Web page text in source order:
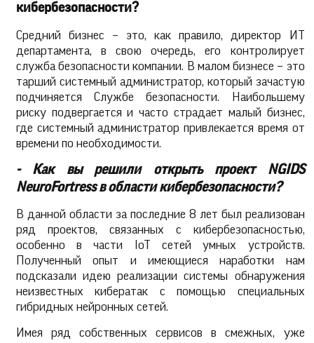
кибербезопасности?
Средний бизнес – это, как правило, директор ИТ
департамента, в свою очередь, его контролирует
служба безопасности компании. В малом бизнесе – это
тарший системный администратор, который зачастую
подчиняется Службе безопасности. Наибольшему
риску подвергается и часто страдает малый бизнес,
где системный администратор привлекается время от
времени по необходимости.
- Как вы решили открыть проект NGIDS
NeuroFortressв области кибербезопасности?
В данной области за последние 8 лет был реализован
ряд проектов, связанных с кибербезопасностью,
особенно в части IoT сетей умных устройств.
Полученный опыт и имеющиеся наработки нам
подсказали идею реализации системы обнаружения
неизвестных кибератак с помощью специальных
гибридных нейронных сетей.
Имея ряд собственных сервисов в смежных, уже